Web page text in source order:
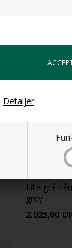
Detaljer
Lille grå
grey
2.925,00